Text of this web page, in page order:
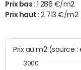
Prix bas :
1 286 €/m2
Prix haut :2 713 €/m2
Prix au m2
3000